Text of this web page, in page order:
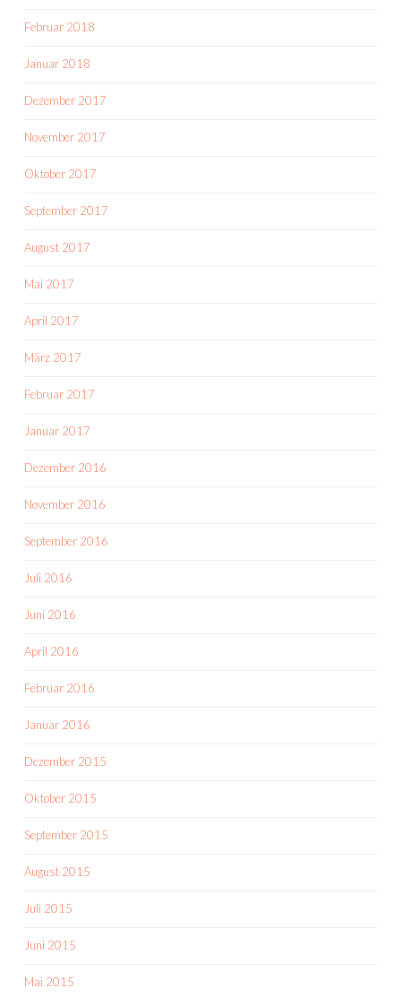
Februar 2018
Januar 2018
Dezember 2017
November 2017
Oktober 2017
September 2017
August 2017
Mai 2017
April 2017
März 2017
Februar 2017
Januar 2017
Dezember 2016
November 2016
September 2016
Juli 2016
Juni 2016
April 2016
Februar 2016
Januar 2016
Dezember 2015
Oktober 2015
September 2015
August 2015
Juli 2015
Juni 2015
Mai 2015